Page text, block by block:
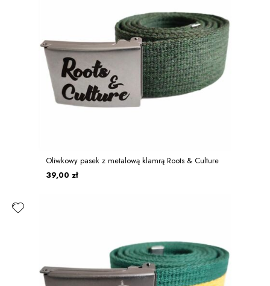
Oliwkowy pasek z metalową klamrą Roots & Culture
39,00 zł